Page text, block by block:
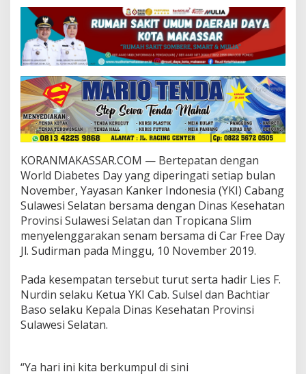
u
a
r
a
k
a
n
G
e
r
a
a
n
e
r
a
n
i
i
a
b
p
KORANMAKASSAR.COM — Bertepatan dengan
World Diabetes Day yang diperingati setiap bulan
November, Yayasan Kanker Indonesia (YKI) Cabang
Sulawesi Selatan bersama dengan Dinas Kesehatan
Provinsi Sulawesi Selatan dan Tropicana Slim
menyelenggarakan senam bersama di Car Free Day
Jl. Sudirman pada Minggu, 10 November 2019.
Pada kesempatan tersebut turut serta hadir Lies F.
Nurdin selaku Ketua YKI Cab. Sulsel dan Bachtiar
Baso selaku Kepala Dinas Kesehatan Provinsi
Sulawesi Selatan.
“Ya hari ini kita berkumpul di sini